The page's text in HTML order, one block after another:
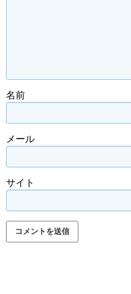
名前
メール
サイト